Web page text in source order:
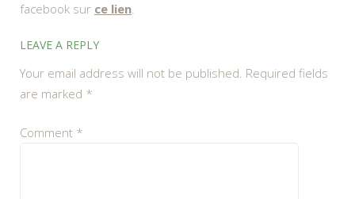
facebook sur ce lien.
LEAVE A REPLY
Your email address will not be published. Required fields
are marked *
Comment *